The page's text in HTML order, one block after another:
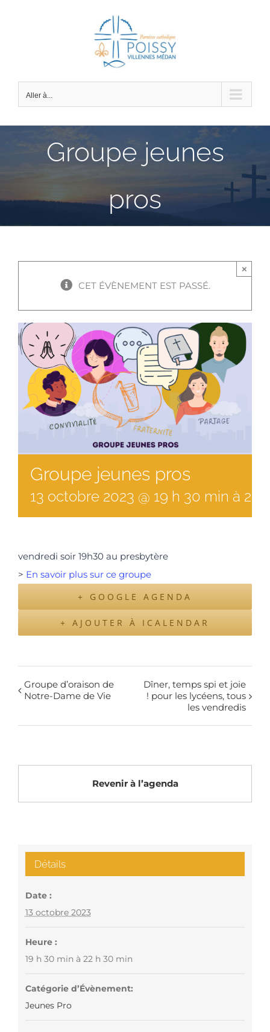
Aller à...
Groupe jeunes
pros
CET ÉVÈNEMENT EST PASSÉ.
×
Groupe jeunes pros
13 octobre 2023 @ 19 h 30 min à 22
vendredi soir 19h30 au presbytère
> En savoir plus sur ce groupe
+ GOOGLE AGENDA
+ AJOUTER À ICALENDAR
Groupe d’oraison de
Notre-Dame de Vie
Dîner, temps spi et joie
! pour les lycéens, tous
les vendredis
Revenir à l’agenda
Détails
Date :
13 octobre 2023
Heure :
19 h 30 min à 22 h 30 min
Catégorie d’Évènement:
Jeunes Pro